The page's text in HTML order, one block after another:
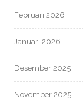
Februari 2026
Januari 2026
Desember 2025
November 2025